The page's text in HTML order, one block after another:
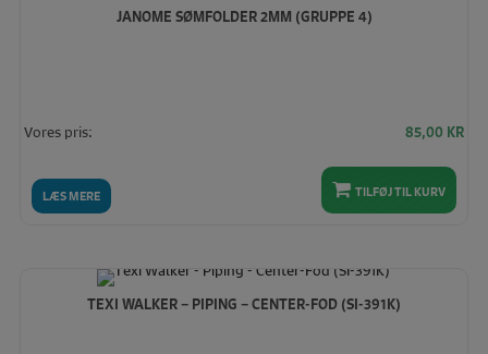
JANOME SØMFOLDER 2MM (GRUPPE 4)
LÆS MERE
Vores pris: 85,00 KR
TILFØJ TIL KURV
TEXI WALKER – PIPING – CENTER-FOD (SI-391K)